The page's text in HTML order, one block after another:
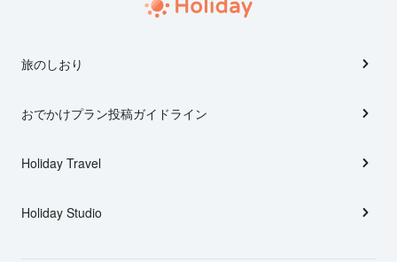
旅のしおり
おでかけプラン投稿ガイドライン
Holiday Travel
Holiday Studio